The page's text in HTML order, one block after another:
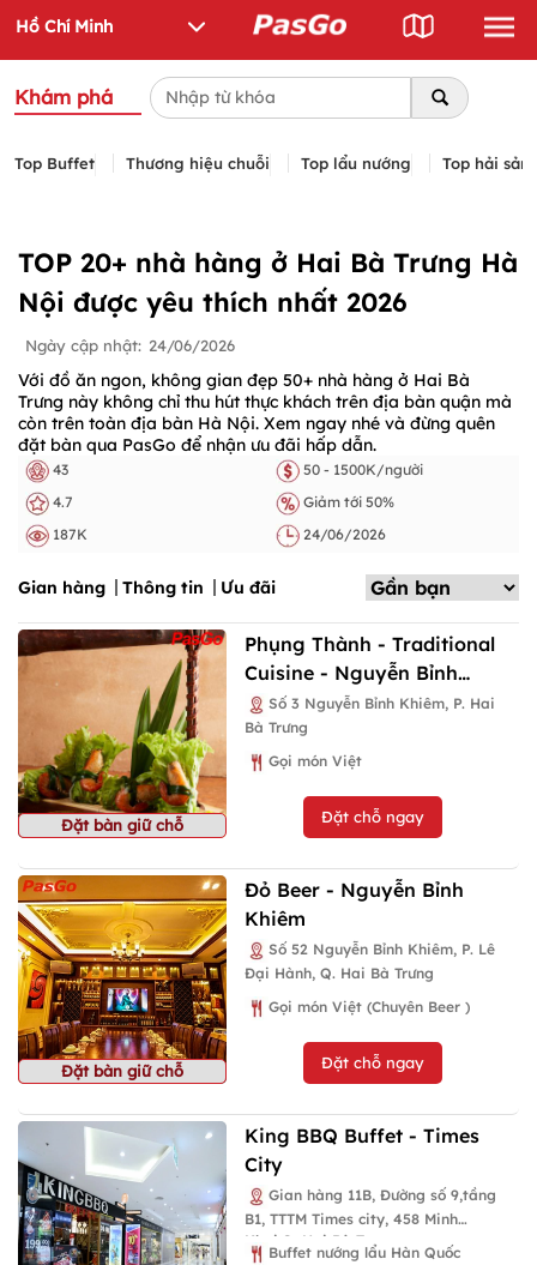
Khám phá
Top Buffet Thương hiệu chuỗi Top lẩu nướng Top hải sản
TOP 20+ nhà hàng ở Hai Bà Trưng Hà
Nội được yêu thích nhất 2026
Ngày cập nhật: 24/06/2026
Với đồ ăn ngon, không gian đẹp 50+ nhà hàng ở Hai Bà
Trưng này không chỉ thu hút thực khách trên địa bàn quận mà
còn trên toàn địa bàn Hà Nội. Xem ngay nhé và đừng quên
đặt bàn qua PasGo để nhận ưu đãi hấp dẫn.
43
50 - 1500K/người
4.7
Giảm tới 50%
187K
24/06/2026
Gian hàng Thông tin Ưu đãi
Đặt bàn giữ chỗ
Phụng Thành - Traditional
Cuisine - Nguyễn Bỉnh
Khiêm
Số 3 Nguyễn Bỉnh Khiêm, P. Hai
Bà Trưng
Gọi món Việt
Đặt chỗ ngay
Đặt bàn giữ chỗ
Đỏ Beer - Nguyễn Bỉnh
Khiêm
Số 52 Nguyễn Bỉnh Khiêm, P. Lê
Đại Hành, Q. Hai Bà Trưng
Gọi món Việt (Chuyên Beer )
Đặt chỗ ngay
King BBQ Buffet - Times
City
Gian hàng 11B, Đường số 9,tầng
B1, TTTM Times city, 458 Minh
Khai,Q. Hai Bà Trưng
Buffet nướng lẩu Hàn Quốc